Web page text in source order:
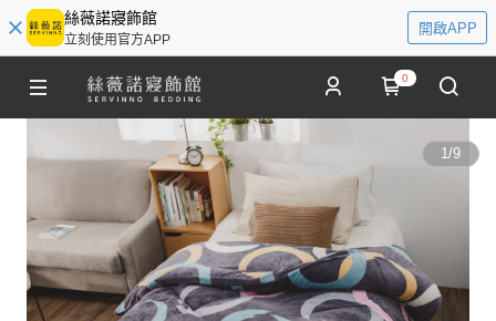
絲薇諾寢飾館
立刻使用官方APP
開啟APP
0
1/9